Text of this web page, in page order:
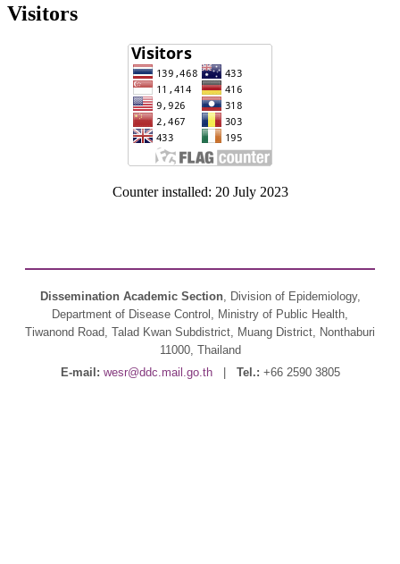
Visitors
Counter installed: 20 July 2023
Dissemination Academic Section, Division of Epidemiology,
Department of Disease Control, Ministry of Public Health,
Tiwanond Road, Talad Kwan Subdistrict, Muang District, Nonthaburi
11000, Thailand
E-mail: wesr@ddc.mail.go.th| Tel.: +66 2590 3805